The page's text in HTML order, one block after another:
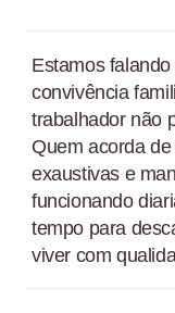
Estamos
convivência
trabalhador não
Quem acorda
exaustivas e
funcionando
tempo para
viver com